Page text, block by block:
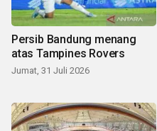
Persib Bandung menang
atas Tampines Rovers
Jumat, 31 Juli 2026